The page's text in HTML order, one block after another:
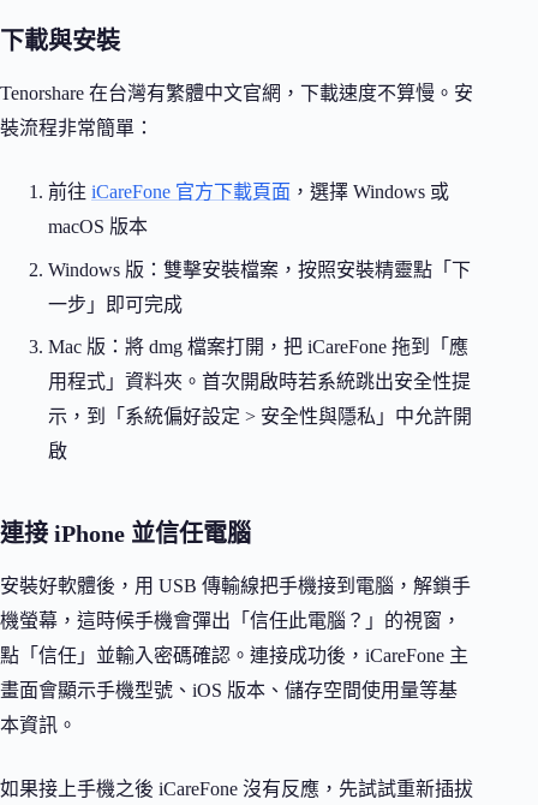
下載與安裝
Tenorshare 在台灣有繁體中文官網，下載速度不算慢。安
裝流程非常簡單：
前往 iCareFone 官方下載頁面 ，選擇 Windows 或
macOS 版本
Windows 版：雙擊安裝檔案，按照安裝精靈點「下
一步」即可完成
Mac 版：將 dmg 檔案打開，把 iCareFone 拖到「應
用程式」資料夾。首次開啟時若系統跳出安全性提
示，到「系統偏好設定 > 安全性與隱私」中允許開
啟
連接 iPhone 並信任電腦
安裝好軟體後，用 USB 傳輸線把手機接到電腦，解鎖手
機螢幕，這時候手機會彈出「信任此電腦？」的視窗，
點「信任」並輸入密碼確認。連接成功後，iCareFone 主
畫面會顯示手機型號、iOS 版本、儲存空間使用量等基
本資訊。
如果接上手機之後 iCareFone 沒有反應，先試試重新插拔